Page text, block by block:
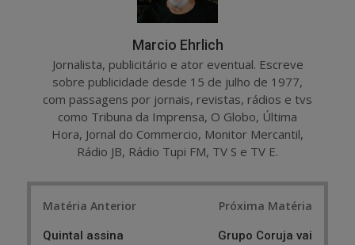
Marcio Ehrlich
Jornalista, publicitário e ator eventual. Escreve
sobre publicidade desde 15 de julho de 1977,
com passagens por jornais, revistas, rádios e tvs
como Tribuna da Imprensa, O Globo, Última
Hora, Jornal do Commercio, Monitor Mercantil,
Rádio JB, Rádio Tupi FM, TV S e TV E.
Matéria Anterior
Quintal assina
Próxima Matéria
Grupo Coruja vai